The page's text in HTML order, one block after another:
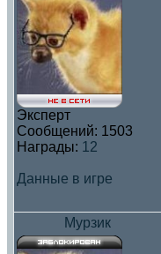
Эксперт
Сообщений: 1503
Награды: 12
Данные в игре
Мурзик